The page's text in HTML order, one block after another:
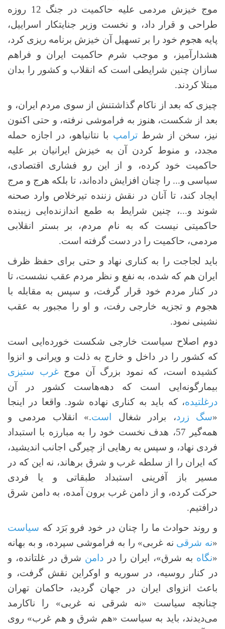
موج خیزش مردمی علیه حاکمیت در جنگ 12 روزه
طراحی و قرار داد، و نخست وزیر جنایتکار اسراییل،
پایه هجوم خود را بر تسهیل آن خیزش برنامه ریزی کرد،
هشدارآمیز، و موجب شرم حاکمیت ایران و فراهم
سازان چنین شرایطی است که انقلاب و کشور را بدان
مبتلا کردند.
چیزی که بعد از ناکام گذاشتنش از سوی مردم ایران، و
بعد از شکست، هنوز به فراموشی نرفته، و حتی اکنون
نیز، سخن از شرطترامپ با نتانیاهو، در اجازه حمله
مجدد، و منوط کردن آن به خیزش ایرانیان بر علیه
حاکمیت خود کرده، و از این رو فشاری اقتصادی،
سیاسی و... را چنان افزایش داده‌اند، تا بلکه هرج و مرج
ایجاد کند، تا آنان در نقش زننده تیرخلاص وارد صحنه
شوند و...، چنین شرایط به طمع اندازنده‌ایی زیبنده
حاکمیتی نیست که به نام مردم، بر بستر انقلابی
مردمی، حاکمیت را در دست گرفته است.
باید لجاجت را به کناری نهاد و حتی برای حفظ ظرف
ایران هم که شده، به نفع و نظر مردم عقب نشست، تا
در کنار مردم خود قرار گرفت، و سپس به مقابله با
هجوم و تجزیه خارجی رفت، و او را مجبور به عقب
نشینی نمود.
دوم اصلاح سیاست خارجی شکست خورده‌ایی است
که کشور را در داخل و خارج به ذلت و ویرانی و انزوا
کشیده است، که نمود بزرگ آن موجغرب ستیزی
بیمارگونه‌ایی است که دهه‌هاست کشور در آن
درغلتیده، که باید به کناری نهاده شود. واقعا در اینجا
«سگ زرد، برادر شغال است.» انقلاب مردمی و
همه‌گیر 57، هدف نخست خود را به مبارزه با استبداد
فردی نهاد، و سپس به رهایی از چیرگی اجانب اندیشید،
که ایران را از سلطه غرب و شرق برهاند، نه این که در
مسیر باز آفرینی استبداد طبقاتی و یا فردی
حرکت کرده، و از دامن غرب برون آمده، به دامن شرق
درافتیم.
و روند حوادث ما را چنان در خود فرو بَرَد که سیاست
«نه شرقی نه غربی» را به فراموشی سپرده، و به بهانه
«نگاه به شرق»، ایران را در دامن شرق در غلتانده، و
در کنار روسیه، در سوریه و اوکراین نقش گرفت، و
باعث انزوای ایران در جهان گردید، حاکمان تهران
چنانچه سیاست «نه شرقی نه غربی» را ناکارمد
می‌دیدند، باید به سیاست «هم شرق و هم غرب» روی